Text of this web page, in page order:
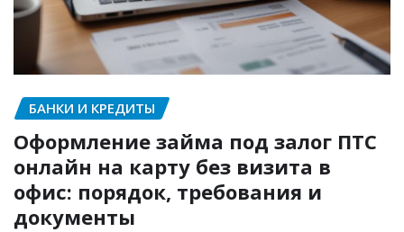
БАНКИ И КРЕДИТЫ
Оформление займа под залог ПТС
онлайн на карту без визита в
офис: порядок, требования и
документы